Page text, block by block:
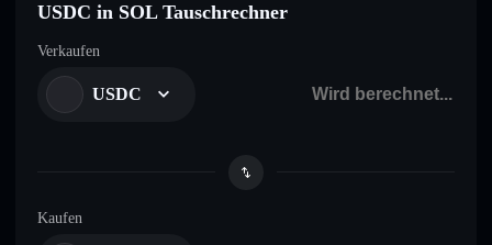
USDC in SOL Tauschrechner
Verkaufen
USDC
Kaufen